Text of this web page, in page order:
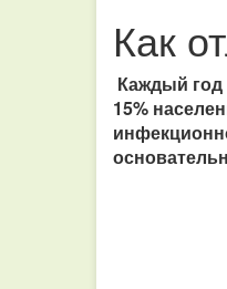
Как
Каждый год
15%